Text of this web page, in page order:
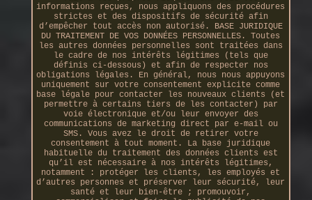
informations reçues, nous appliquons des procédures
strictes et des dispositifs de sécurité afin
d’empêcher tout accès non autorisé. BASE JURIDIQUE
DU TRAITEMENT DE VOS DONNÉES PERSONNELLES. Toutes
les autres données personnelles sont traitées dans
le cadre de nos intérêts légitimes (tels que
définis ci-dessous) et afin de respecter nos
obligations légales. En général, nous nous appuyons
uniquement sur votre consentement explicite comme
base légale pour contacter les nouveaux clients (et
permettre à certains tiers de les contacter) par
voie électronique et/ou leur envoyer des
communications de marketing direct par e-mail ou
SMS. Vous avez le droit de retirer votre
consentement à tout moment. La base juridique
habituelle du traitement des données clients est
qu’il est nécessaire à nos intérêts légitimes,
notamment : protéger les clients, les employés et
d’autres personnes et préserver leur sécurité, leur
santé et leur bien-être ; promouvoir,